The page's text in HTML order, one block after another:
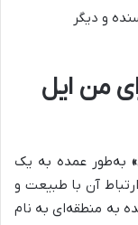
و دیگر
بخارای من ایل
به‌طور عمده به یک
آن با طبیعت و
به منطقه‌ای به نام